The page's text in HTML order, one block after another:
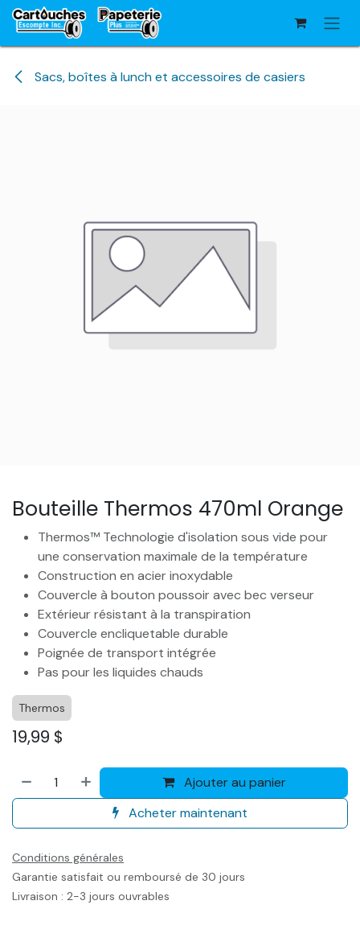
Se rendre au contenu
Sacs, boîtes à lunch et accessoires de casiers
Bouteille Thermos 470ml Orange
Thermos™ Technologie d'isolation sous vide pour
une conservation maximale de la température
Construction en acier inoxydable
Couvercle à bouton poussoir avec bec verseur
Extérieur résistant à la transpiration
Couvercle encliquetable durable
Poignée de transport intégrée
Pas pour les liquides chauds
Thermos
19,99 $
Ajouter au panier
Acheter maintenant
Conditions générales
Garantie satisfait ou remboursé de 30 jours
Livraison : 2-3 jours ouvrables